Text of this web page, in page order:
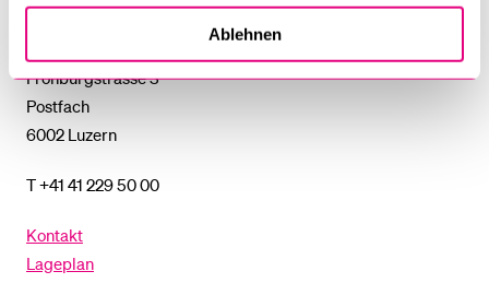
Ablehnen
Frohburgstrasse 3
Postfach
6002 Luzern
T +41 41 229 50 00
Kontakt
Lageplan